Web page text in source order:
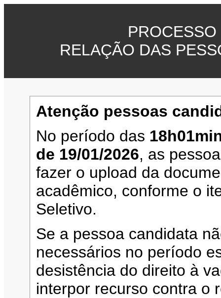
RELAÇÃO DAS
Atenção pessoas
No período das
de 19/01/2026, as
fazer o upload da
acadêmico, conforme o
Seletivo.
Se a pessoa candidata
necessários no período
desistência do direito à
interpor recurso contra o